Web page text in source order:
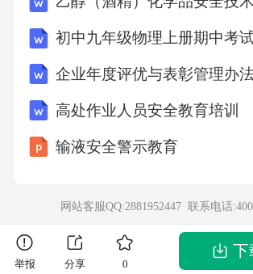
不到位，可能会对人员和环境造成
与噪音风险农业机械设备在运行过
噪音和高温，对操作者和周边人员
健康危害。交通安全农业创业产业
设施，确保废水达标排放，同时合
企业年度评优与表彰管理办
高处作业人员安全教育培训
输液安全警示教育
网站客服QQ:2881952447 联系电话:
举报 分享 0
下